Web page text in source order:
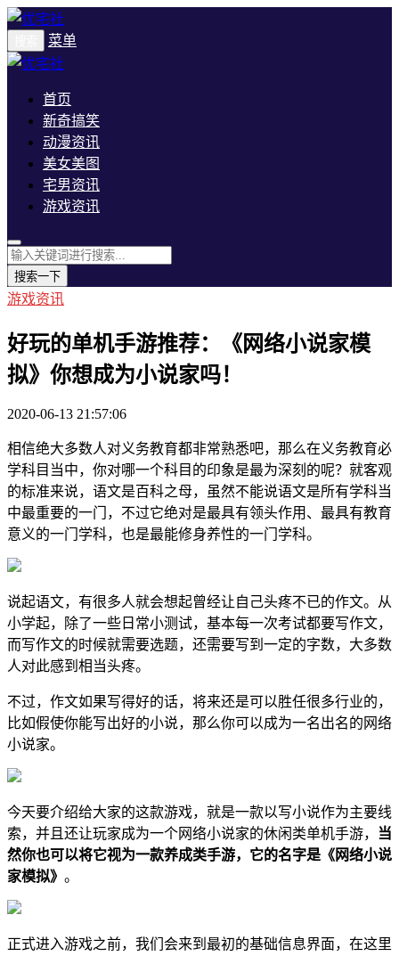
菜单
首页
新奇搞笑
动漫资讯
美女美图
宅男资讯
游戏资讯
搜索一下
游戏资讯
好玩的单机手游推荐：《网络小说家模
拟》你想成为小说家吗！
2020-06-13 21:57:06
相信绝大多数人对义务教育都非常熟悉吧，那么在义务教育必
学科目当中，你对哪一个科目的印象是最为深刻的呢？就客观
的标准来说，语文是百科之母，虽然不能说语文是所有学科当
中最重要的一门，不过它绝对是最具有领头作用、最具有教育
意义的一门学科，也是最能修身养性的一门学科。
说起语文，有很多人就会想起曾经让自己头疼不已的作文。从
小学起，除了一些日常小测试，基本每一次考试都要写作文，
而写作文的时候就需要选题，还需要写到一定的字数，大多数
人对此感到相当头疼。
不过，作文如果写得好的话，将来还是可以胜任很多行业的，
比如假使你能写出好的小说，那么你可以成为一名出名的网络
小说家。
今天要介绍给大家的这款游戏，就是一款以写小说作为主要线
索，并且还让玩家成为一个网络小说家的休闲类单机手游，
当
然你也可以将它视为一款养成类手游，它的名字是《网络小说
家模拟》 。
正式进入游戏之前，我们会来到最初的基础信息界面，在这里